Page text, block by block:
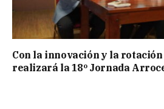
Con la innovación y la rotación
realizará la 18º Jornada